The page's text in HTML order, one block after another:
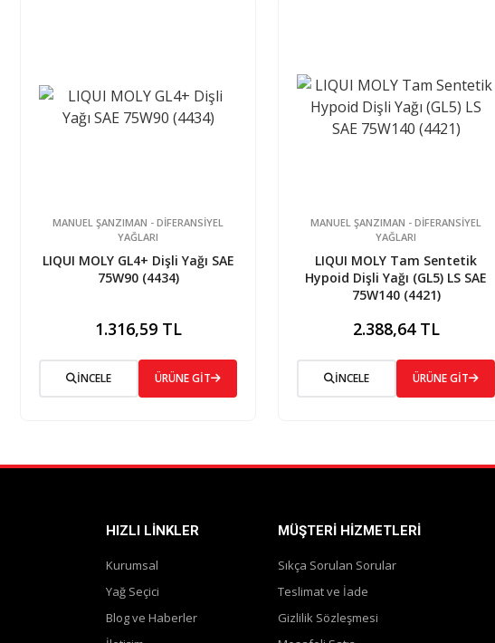
MANUEL ŞANZIMAN - DİFERANSİYEL
YAĞLARI
LIQUI MOLY GL4+ Dişli Yağı SAE
75W90 (4434)
1.316,59 TL
İNCELE ÜRÜNE GİT
MANUEL ŞANZIMAN - DİFERANSİYEL
YAĞLARI
LIQUI MOLY Tam Sentetik
Hypoid Dişli Yağı (GL5) LS SAE
75W140 (4421)
2.388,64 TL
İNCELE ÜRÜNE GİT
HIZLI LINKLER
Kurumsal
Yağ Seçici
Blog ve Haberler
MÜŞTERI HIZMETLERI
Sıkça Sorulan Sorular
Teslimat ve İade
Gizlilik Sözleşmesi